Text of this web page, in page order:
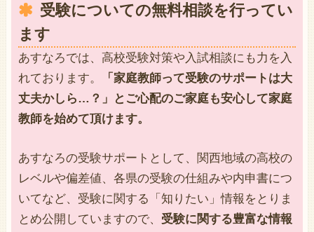
受験についての無料相談を行ってい
ます
あすなろでは、高校受験対策や入試相談にも力を入
れております。
「家庭教師って受験のサポートは大
丈夫かしら…？」とご心配のご家庭も安心して家庭
教師を始めて頂けます。
あすなろの受験サポートとして、関西地域の高校の
レベルや偏差値、各県の受験の仕組みや内申書につ
いてなど、受験に関する「知りたい」情報をとりま
とめ公開していますので、 受験に関する豊富な情報